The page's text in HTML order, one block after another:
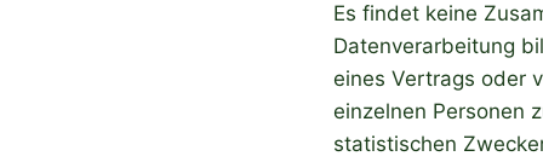
Es findet keine
Datenverarbeitung
eines Vertrags oder
einzelnen Personen
statistischen